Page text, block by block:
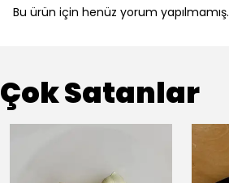
Bu ürün için henüz yorum yapılmamış.
Çok Satanlar